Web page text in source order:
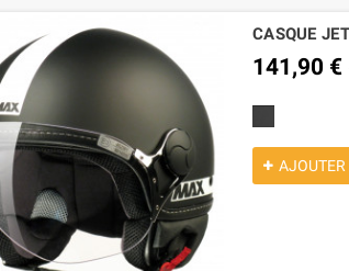
CASQUE
141,90 €
AJOUTER